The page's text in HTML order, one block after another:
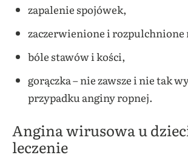
zapalenie spojówek,
zaczerwienione i rozpulchnione
bóle stawów i kości,
gorączka – nie zawsze i nie tak
przypadku anginy ropnej.
Angina wirusowa u
leczenie